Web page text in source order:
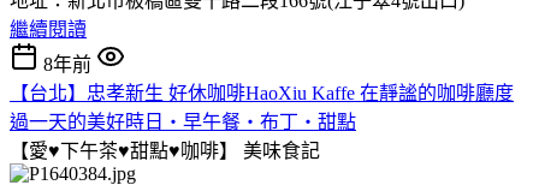
繼續閱讀
8年前
【台北】忠孝新生 好休咖啡HaoXiu Kaffe 在靜謐的咖啡廳度
過一天的美好時日‧早午餐‧布丁‧甜點
【愛♥下午茶♥甜點♥咖啡】 美味食記